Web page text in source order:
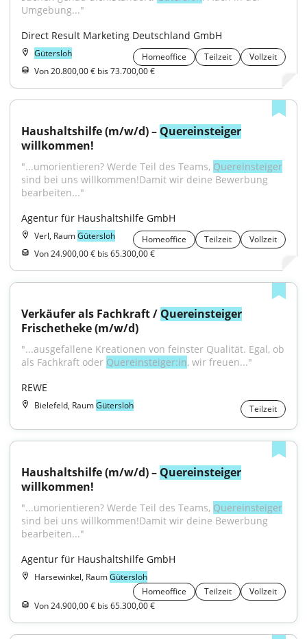
Umgebung..."
Direct Result Marketing Deutschland GmbH
Gütersloh Homeoffice Teilzeit
Vollzeit
Von 20.800,00 € bis 73.700,00 €
Haushaltshilfe (m/w/d) – Quereinsteiger
willkommen!
"...umorientieren? Werde Teil des Teams, Quereinsteiger
sind bei uns willkommen!Damit wir deine Bewerbung
bearbeiten..."
Agentur für Haushaltshilfe GmbH
Verl, RaumGütersloh Homeoffice Teilzeit
Vollzeit
Von 24.900,00 € bis 65.300,00 €
Verkäufer als Fachkraft / Quereinsteiger
Frischetheke (m/w/d)
"...ausgefallene Kreationen von feinster Qualität. Egal, ob
als Fachkraft oder Quereinsteiger:in, wir freuen..."
REWE
Bielefeld, RaumGütersloh Teilzeit
Haushaltshilfe (m/w/d) – Quereinsteiger
willkommen!
"...umorientieren? Werde Teil des Teams, Quereinsteiger
sind bei uns willkommen!Damit wir deine Bewerbung
bearbeiten..."
Agentur für Haushaltshilfe GmbH
Harsewinkel, RaumGütersloh
Homeoffice
Teilzeit
Vollzeit
Von 24.900,00 € bis 65.300,00 €